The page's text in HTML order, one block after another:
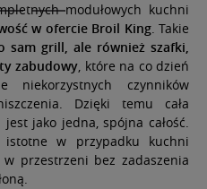
modułowych kuchni
w ofercie Broil King. Takie
sam grill, ale również szafki,
zabudowy, które na co dzień
niekorzystnych czynników
Dzięki temu cała
jako jedna, spójna całość.
istotne w przypadku kuchni
przestrzeni bez zadaszenia